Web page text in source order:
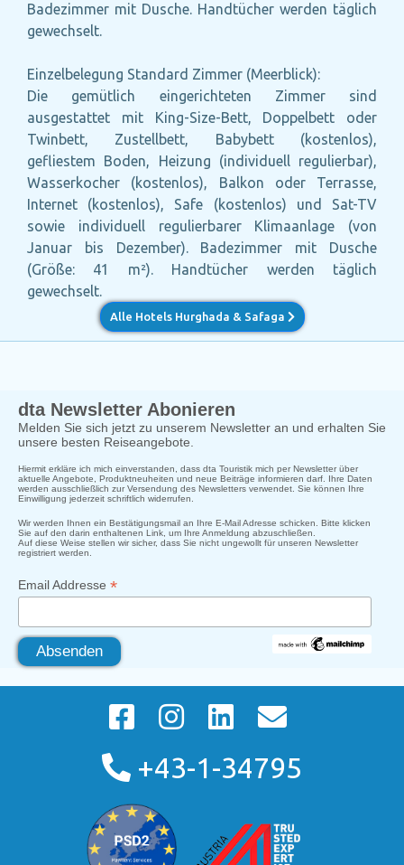
Badezimmer mit Dusche. Handtücher werden täglich
gewechselt.
Einzelbelegung Standard Zimmer (Meerblick):
Die gemütlich eingerichteten Zimmer sind
ausgestattet mit King-Size-Bett, Doppelbett oder
Twinbett, Zustellbett, Babybett (kostenlos),
gefliestem Boden, Heizung (individuell regulierbar),
Wasserkocher (kostenlos), Balkon oder Terrasse,
Internet (kostenlos), Safe (kostenlos) und Sat-TV
sowie individuell regulierbarer Klimaanlage (von
Januar bis Dezember). Badezimmer mit Dusche
(Größe: 41 m²). Handtücher werden täglich
gewechselt.
Alle Hotels Hurghada & Safaga
dta Newsletter Abonieren
Melden Sie sich jetzt zu unserem Newsletter an und erhalten Sie
unsere besten Reiseangebote.
Hiermit erkläre ich mich einverstanden, dass dta Touristik mich per Newsletter über
aktuelle Angebote, Produktneuheiten und neue Beiträge informieren darf. Ihre Daten
werden ausschließlich zur Versendung des Newsletters verwendet. Sie können Ihre
Einwilligung jederzeit schriftlich widerrufen.
Wir werden Ihnen ein Bestätigungsmail an Ihre E-Mail Adresse schicken. Bitte klicken
Sie auf den darin enthaltenen Link, um Ihre Anmeldung abzuschließen.
Auf diese Weise stellen wir sicher, dass Sie nicht ungewollt für unseren Newsletter
registriert werden.
Email Addresse *
+43-1-34795